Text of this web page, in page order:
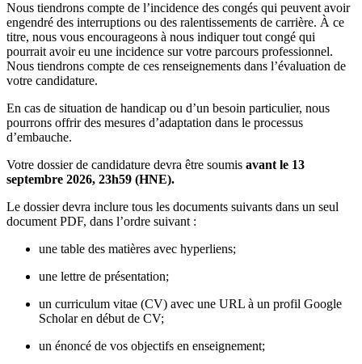
Nous tiendrons compte de l’incidence des congés qui peuvent avoir
engendré des interruptions ou des ralentissements de carrière. À ce
titre, nous vous encourageons à nous indiquer tout congé qui
pourrait avoir eu une incidence sur votre parcours professionnel.
Nous tiendrons compte de ces renseignements dans l’évaluation de
votre candidature.
En cas de situation de handicap ou d’un besoin particulier, nous
pourrons offrir des mesures d’adaptation dans le processus
d’embauche.
Votre dossier de candidature devra être soumis avant le 13
septembre 2026, 23h59 (HNE).
Le dossier devra inclure tous les documents suivants dans un seul
document PDF, dans l’ordre suivant :
une table des matières avec hyperliens;
une lettre de présentation;
un curriculum vitae (CV) avec une URL à un profil Google
Scholar en début de CV;
un énoncé de vos objectifs en enseignement;